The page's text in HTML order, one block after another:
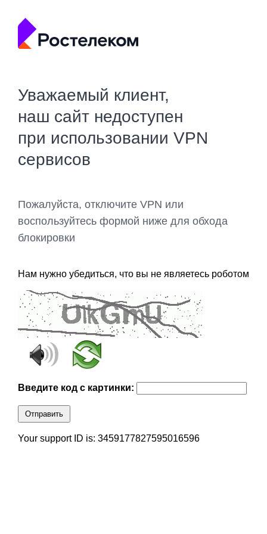
Уважаемый клиент,
наш сайт недоступен
при использовании VPN
сервисов
Пожалуйста, отключите VPN или
воспользуйтесь формой ниже для обхода
блокировки
Нам нужно убедиться, что вы не являетесь роботом
Введите код с картинки:
Отправить
Your support ID is: 3459177827595016596